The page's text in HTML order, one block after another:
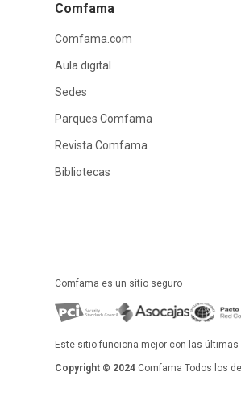
Comfama
Comfama.com
Aula digital
Sedes
Parques Comfama
Revista Comfama
Bibliotecas
Comfama es un sitio seguro
Este sitio funciona mejor con las últimas
Copyright © 2024 Comfama Todos los